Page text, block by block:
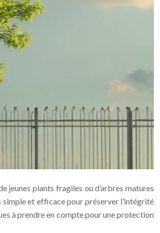
jeunes plants fragiles ou d’arbres matures
et efficace pour préserver l’intégrité
à prendre en compte pour une protection